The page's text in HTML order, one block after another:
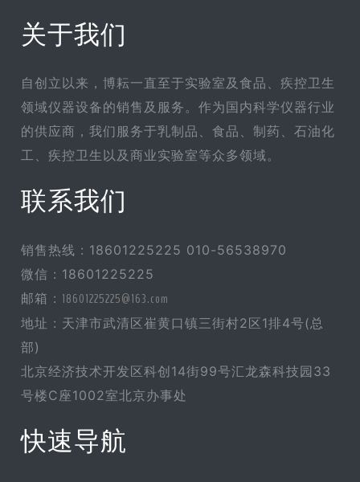
关于我们
自创立以来，博耘一直至于实验室及食品、疾控卫生
领域仪器设备的销售及服务。作为国内科学仪器行业
的供应商，我们服务于乳制品、食品、制药、石油化
工、疾控卫生以及商业实验室等众多领域。
联系我们
销售热线 : 18601225225 010-56538970
微信 : 18601225225
邮箱 : 18601225225@163.com
地址 : 天津市武清区崔黄口镇三街村2区1排4号(总
部)
北京经济技术开发区科创14街99号汇龙森科技园33
号楼C座1002室北京办事处
快速导航